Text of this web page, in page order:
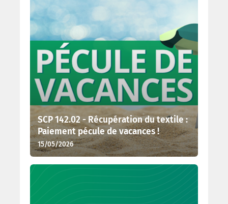
SCP 142.02 - Récupération du textile :
Paiement pécule de vacances !
15/05/2026